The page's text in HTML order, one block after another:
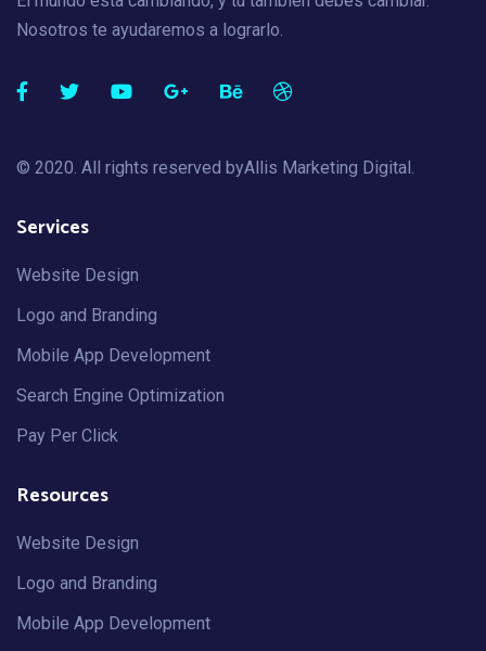
Nosotros te ayudaremos a lograrlo.
© 2020. All rights reserved byAllis Marketing Digital.
Services
Website Design
Logo and Branding
Mobile App Development
Search Engine Optimization
Pay Per Click
Resources
Website Design
Logo and Branding
Mobile App Development